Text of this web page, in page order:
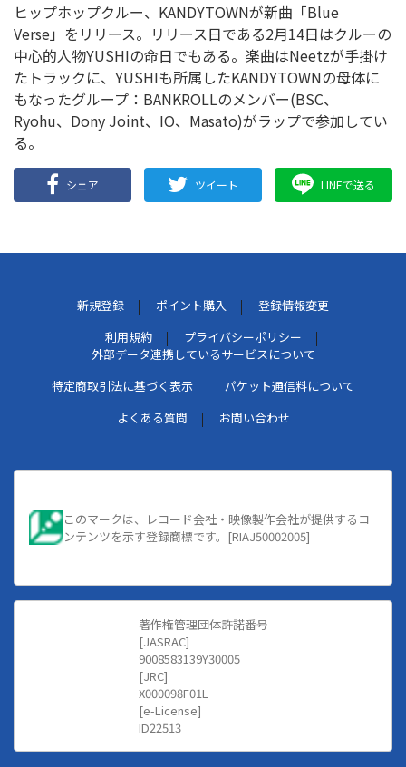
ヒップホップクルー、KANDYTOWNが新曲「Blue
Verse」をリリース。リリース日である2月14日はクルーの
中心的人物YUSHIの命日でもある。楽曲はNeetzが手掛け
たトラックに、YUSHIも所属したKANDYTOWNの母体に
もなったグループ：BANKROLLのメンバー(BSC、
Ryohu、Dony Joint、IO、Masato)がラップで参加してい
る。
シェア ツイート LINEで送る
新規登録 ポイント購入
登録情報変更
利用規約
プライバシーポリシー
外部データ連携しているサービスについて
特定商取引法に基づく表示
パケット通信料について
よくある質問
お問い合わせ
このマークは、レコード会社・映像製作会社が提供するコ
ンテンツを示す登録商標です。[RIAJ50002005]
著作権管理団体許諾番号
[JASRAC]
9008583139Y30005
[JRC]
X000098F01L
[e-License]
ID22513